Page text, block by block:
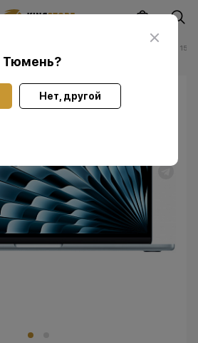
Тюмень?
Нет, другой
Ноутбуки Apple MacBook Air 15